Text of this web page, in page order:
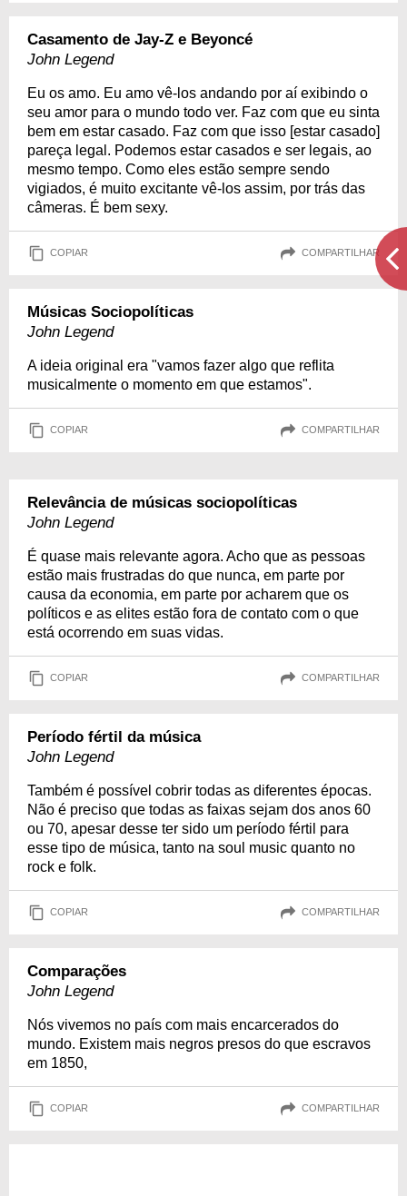
Casamento de Jay-Z e Beyoncé
John Legend
Eu os amo. Eu amo vê-los andando por aí exibindo o
seu amor para o mundo todo ver. Faz com que eu sinta
bem em estar casado. Faz com que isso [estar casado]
pareça legal. Podemos estar casados e ser legais, ao
mesmo tempo. Como eles estão sempre sendo
vigiados, é muito excitante vê-los assim, por trás das
câmeras. É bem sexy.
COPIAR COMPARTILHAR
Músicas Sociopolíticas
John Legend
A ideia original era "vamos fazer algo que reflita
musicalmente o momento em que estamos".
COPIAR COMPARTILHAR
Relevância de músicas sociopolíticas
John Legend
É quase mais relevante agora. Acho que as pessoas
estão mais frustradas do que nunca, em parte por
causa da economia, em parte por acharem que os
políticos e as elites estão fora de contato com o que
está ocorrendo em suas vidas.
COPIAR COMPARTILHAR
Período fértil da música
John Legend
Também é possível cobrir todas as diferentes épocas.
Não é preciso que todas as faixas sejam dos anos 60
ou 70, apesar desse ter sido um período fértil para
esse tipo de música, tanto na soul music quanto no
rock e folk.
COPIAR COMPARTILHAR
Comparações
John Legend
Nós vivemos no país com mais encarcerados do
mundo. Existem mais negros presos do que escravos
em 1850,
COPIAR COMPARTILHAR